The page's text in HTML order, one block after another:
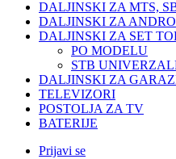
DALJINSKI ZA MTS,
DALJINSKI ZA
DALJINSKI ZA SET
PO MODELU
STB
DALJINSKI ZA
TELEVIZORI
POSTOLJA ZA TV
BATERIJE
Prijavi se